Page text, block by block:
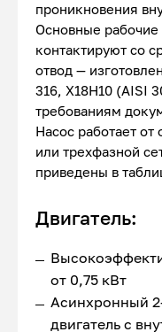
проникновения
Основные
контактируют со
отвод —
316, Х18Н10 (AISI
требованиям
Насос работает
или трехфазной
приведены в
Двигатель:
от 0,75 кВт
Асинхронный
двигатель с